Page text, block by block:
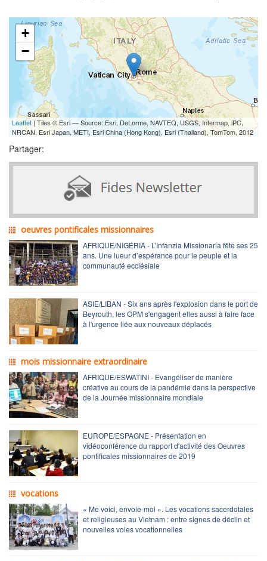
+
−
Leaflet | Tiles © Esri — Source: Esri, DeLorme, NAVTEQ, USGS, Intermap, iPC,
NRCAN, Esri Japan, METI, Esri China (Hong Kong), Esri (Thailand), TomTom, 2012
Partager:
oeuvres pontificales missionnaires
AFRIQUE/NIGÉRIA - L’Infanzia Missionaria fête ses 25
ans. Une lueur d’espérance pour le peuple et la
communauté ecclésiale
ASIE/LIBAN - Six ans après l'explosion dans le port de
Beyrouth, les OPM s'engagent elles aussi à faire face
à l'urgence liée aux nouveaux déplacés
mois missionnaire extraordinaire
AFRIQUE/ESWATINI - Evangéliser de manière
créative au cours de la pandémie dans la perspective
de la Journée missionnaire mondiale
EUROPE/ESPAGNE - Présentation en
vidéoconférence du rapport d'activité des Oeuvres
pontificales missionnaires de 2019
vocations
« Me voici, envoie-moi ». Les vocations sacerdotales
et religieuses au Vietnam : entre signes de déclin et
nouvelles voies vocationnelles